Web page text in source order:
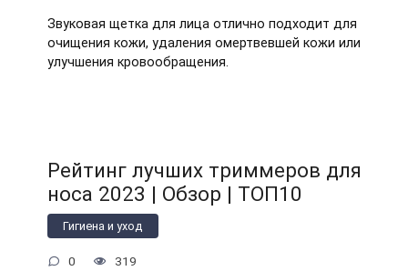
Звуковая щетка для лица отлично подходит для
очищения кожи, удаления омертвевшей кожи или
улучшения кровообращения.
Рейтинг лучших триммеров для
носа 2023 | Обзор | ТОП10
Гигиена и уход
0 319